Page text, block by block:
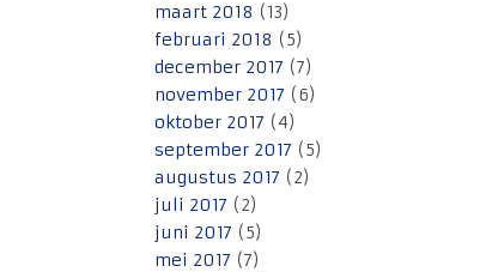
maart 2018 (13)
februari 2018 (5)
december 2017 (7)
november 2017 (6)
oktober 2017 (4)
september 2017 (5)
augustus 2017 (2)
juli 2017 (2)
juni 2017 (5)
mei 2017 (7)